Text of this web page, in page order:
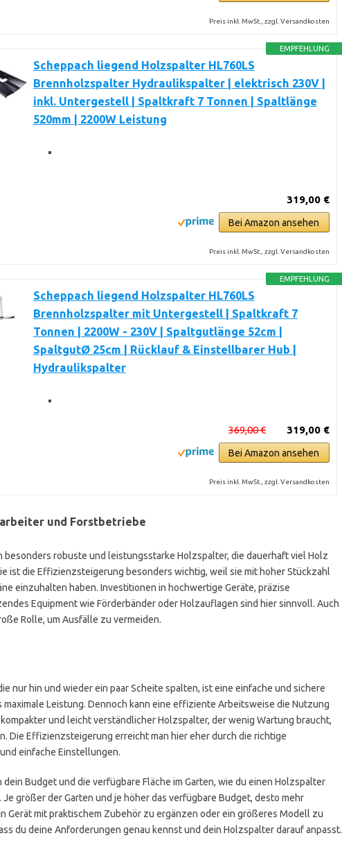
Preis inkl. MwSt., zzgl. Versandkosten
EMPFEHLUNG
Scheppach liegend Holzspalter HL760LS
Brennholzspalter Hydraulikspalter | elektrisch 230V |
inkl. Untergestell | Spaltkraft 7 Tonnen | Spaltlänge
520mm | 2200W Leistung
319,00 €
Bei Amazon ansehen
Preis inkl. MwSt., zzgl. Versandkosten
EMPFEHLUNG
Scheppach liegend Holzspalter HL760LS
Brennholzspalter mit Untergestell | Spaltkraft 7
Tonnen | 2200W - 230V | Spaltgutlänge 52cm |
SpaltgutØ 25cm | Rücklauf & Einstellbarer Hub |
Hydraulikspalter
319,00 €
369,00 €
Bei Amazon ansehen
Preis inkl. MwSt., zzgl. Versandkosten
und Forstbetriebe
besonders robuste und leistungsstarke Holzspalter, die dauerhaft viel Holz
ist die Effizienzsteigerung besonders wichtig, weil sie mit hoher Stückzahl
einzuhalten haben. Investitionen in hochwertige Geräte, präzise
Equipment wie Förderbänder oder Holzauflagen sind hier sinnvoll. Auch
Rolle, um Ausfälle zu vermeiden.
nur hin und wieder ein paar Scheite spalten, ist eine einfache und sichere
maximale Leistung. Dennoch kann eine effiziente Arbeitsweise die Nutzung
und leicht verständlicher Holzspalter, der wenig Wartung braucht,
Die Effizienzsteigerung erreicht man hier eher durch die richtige
einfache Einstellungen.
Budget und die verfügbare Fläche im Garten, wie du einen Holzspalter
größer der Garten und je höher das verfügbare Budget, desto mehr
Gerät mit praktischem Zubehör zu ergänzen oder ein größeres Modell zu
du deine Anforderungen genau kennst und dein Holzspalter darauf anpasst.